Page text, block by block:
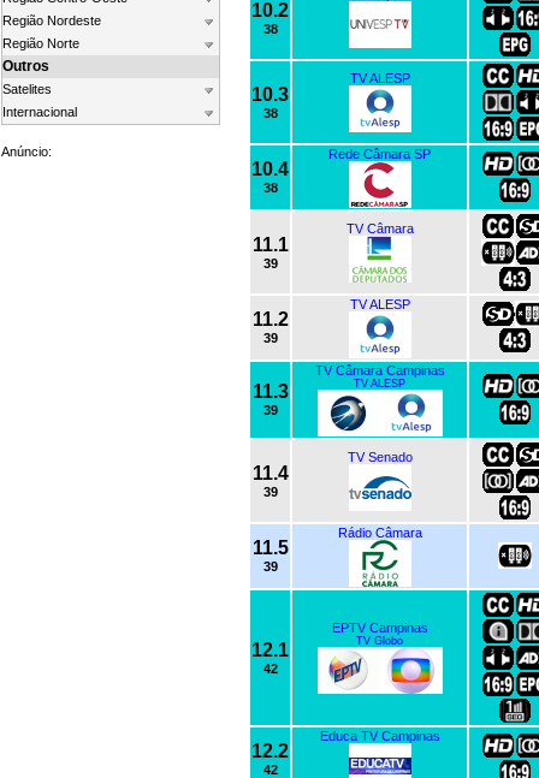
Região Nordeste
Região Norte
Outros
Satelites
Internacional
Anúncio:
10.2
38
10.3
38
TV ALESP
10.4
38
Rede Câmara SP
11.1
39
TV Câmara
11.2
39
TV ALESP
11.3
39
TV Câmara Campinas
TV ALESP
11.4
39
TV Senado
11.5
39
Rádio Câmara
12.1
42
EPTV Campinas
TV Globo
12.2
42
Educa TV Campinas